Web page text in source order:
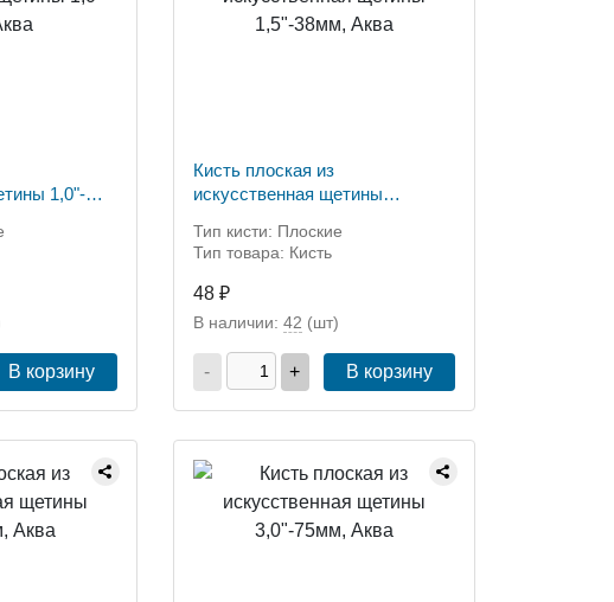
1,0"-
В корзину
Кисть плоская из
искусственная щетины
Тип кисти: Плоские
Тип товара: Кисть
48 ₽
В наличии: 42 (шт)
- + В корзину